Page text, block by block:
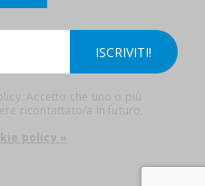
Accetto che uno o più
ricontattato/a in futuro,
policy »